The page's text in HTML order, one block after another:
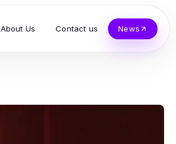
About Us Contact us News